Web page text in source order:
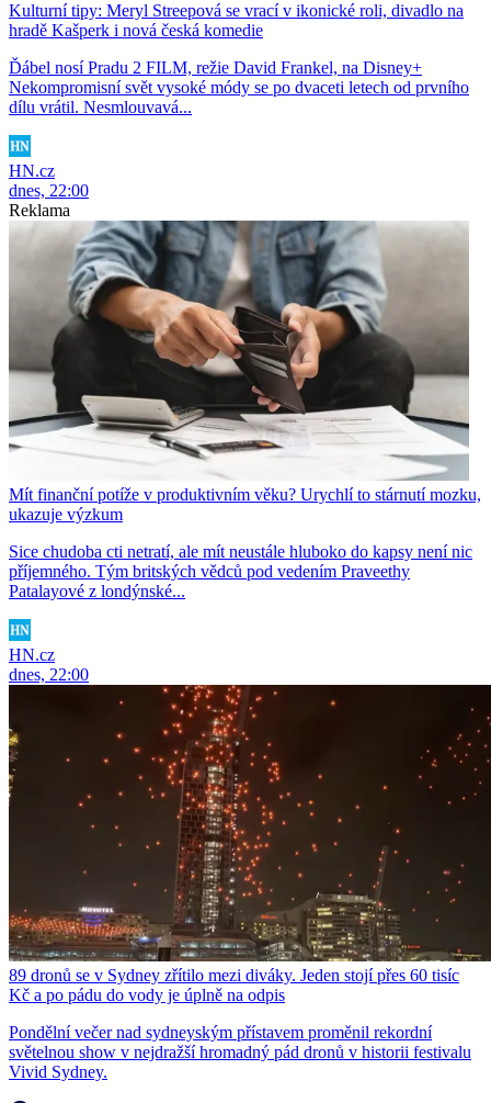
Kulturní tipy: Meryl Streepová se vrací v ikonické roli, divadlo na
hradě Kašperk i nová česká komedie
Ďábel nosí Pradu 2 FILM, režie David Frankel, na Disney+
Nekompromisní svět vysoké módy se po dvaceti letech od prvního
dílu vrátil. Nesmlouvavá...
HN.cz
dnes, 22:00
Reklama
Mít finanční potíže v produktivním věku? Urychlí to stárnutí mozku,
ukazuje výzkum
Sice chudoba cti netratí, ale mít neustále hluboko do kapsy není nic
příjemného. Tým britských vědců pod vedením Praveethy
Patalayové z londýnské...
HN.cz
dnes, 22:00
89 dronů se v Sydney zřítilo mezi diváky. Jeden stojí přes 60 tisíc
Kč a po pádu do vody je úplně na odpis
Pondělní večer nad sydneyským přístavem proměnil rekordní
světelnou show v nejdražší hromadný pád dronů v historii festivalu
Vivid Sydney.